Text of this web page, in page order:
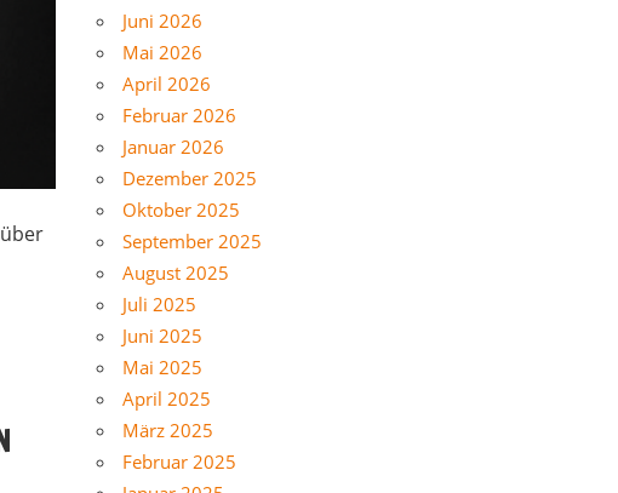
Juni 2026
Mai 2026
April 2026
Februar 2026
Januar 2026
Dezember 2025
Oktober 2025
September 2025
August 2025
Juli 2025
Juni 2025
Mai 2025
April 2025
März 2025
Februar 2025